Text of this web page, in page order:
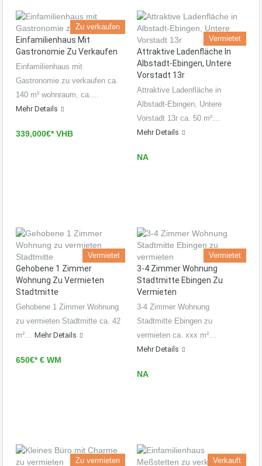
Zu verkaufen
Einfamilienhaus Mit
Gastronomie Zu Verkaufen
Einfamilienhaus mit
Gastronomie zu verkaufen ca.
140 m² wohnraum, ca.…
Mehr Details
339,000€* VHB
Vermietet
Attraktive Ladenfläche In
Albstadt-Ebingen, Untere
Vorstadt 13r
Attraktive Ladenfläche in
Albstadt-Ebingen, Untere
Vorstadt 13r ca. 50 m²…
Mehr Details
NA
Vermietet
Gehobene 1 Zimmer
Wohnung Zu Vermieten
Stadtmitte
Gehobene 1 Zimmer Wohnung
zu vermieten Stadtmitte ca. 42
m²… Mehr Details
650€* € WM
Vermietet
3-4 Zimmer Wohnung
Stadtmitte Ebingen Zu
Vermieten
3-4 Zimmer Wohnung
Stadtmitte Ebingen zu
vermieten ca. xxx m²…
Mehr Details
NA
Zu vermieten Verkauft